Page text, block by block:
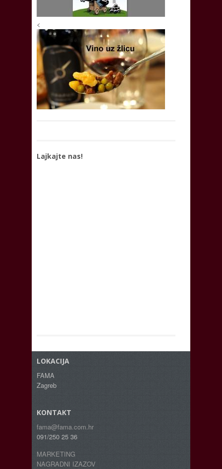
<
Lajkajte nas!
LOKACIJA
FAMA
Zagreb
KONTAKT
fama@fama.com.hr
091/250 25 36
MARKETING
NAGRADNI IZAZOV